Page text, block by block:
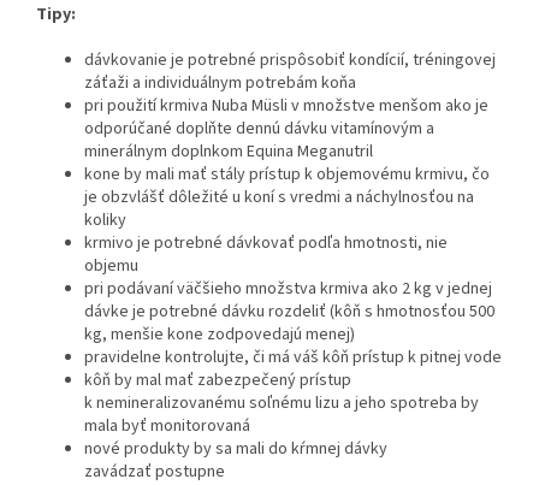
Tipy:
dávkovanie je potrebné prispôsobiť kondícií, tréningovej
záťaži a individuálnym potrebám koňa
pri použití krmiva Nuba Müsli v množstve menšom ako je
odporúčané doplňte dennú dávku vitamínovým a
minerálnym doplnkom Equina Meganutril
kone by mali mať stály prístup k objemovému krmivu, čo
je obzvlášť dôležité u koní s vredmi a náchylnosťou na
koliky
krmivo je potrebné dávkovať podľa hmotnosti, nie
objemu
pri podávaní väčšieho množstva krmiva ako 2 kg v jednej
dávke je potrebné dávku rozdeliť (kôň s hmotnosťou 500
kg, menšie kone zodpovedajú menej)
pravidelne kontrolujte, či má váš kôň prístup k pitnej vode
kôň by mal mať zabezpečený prístup
k nemineralizovanému soľnému lizu a jeho spotreba by
mala byť monitorovaná
nové produkty by sa mali do kŕmnej dávky
zavádzať postupne